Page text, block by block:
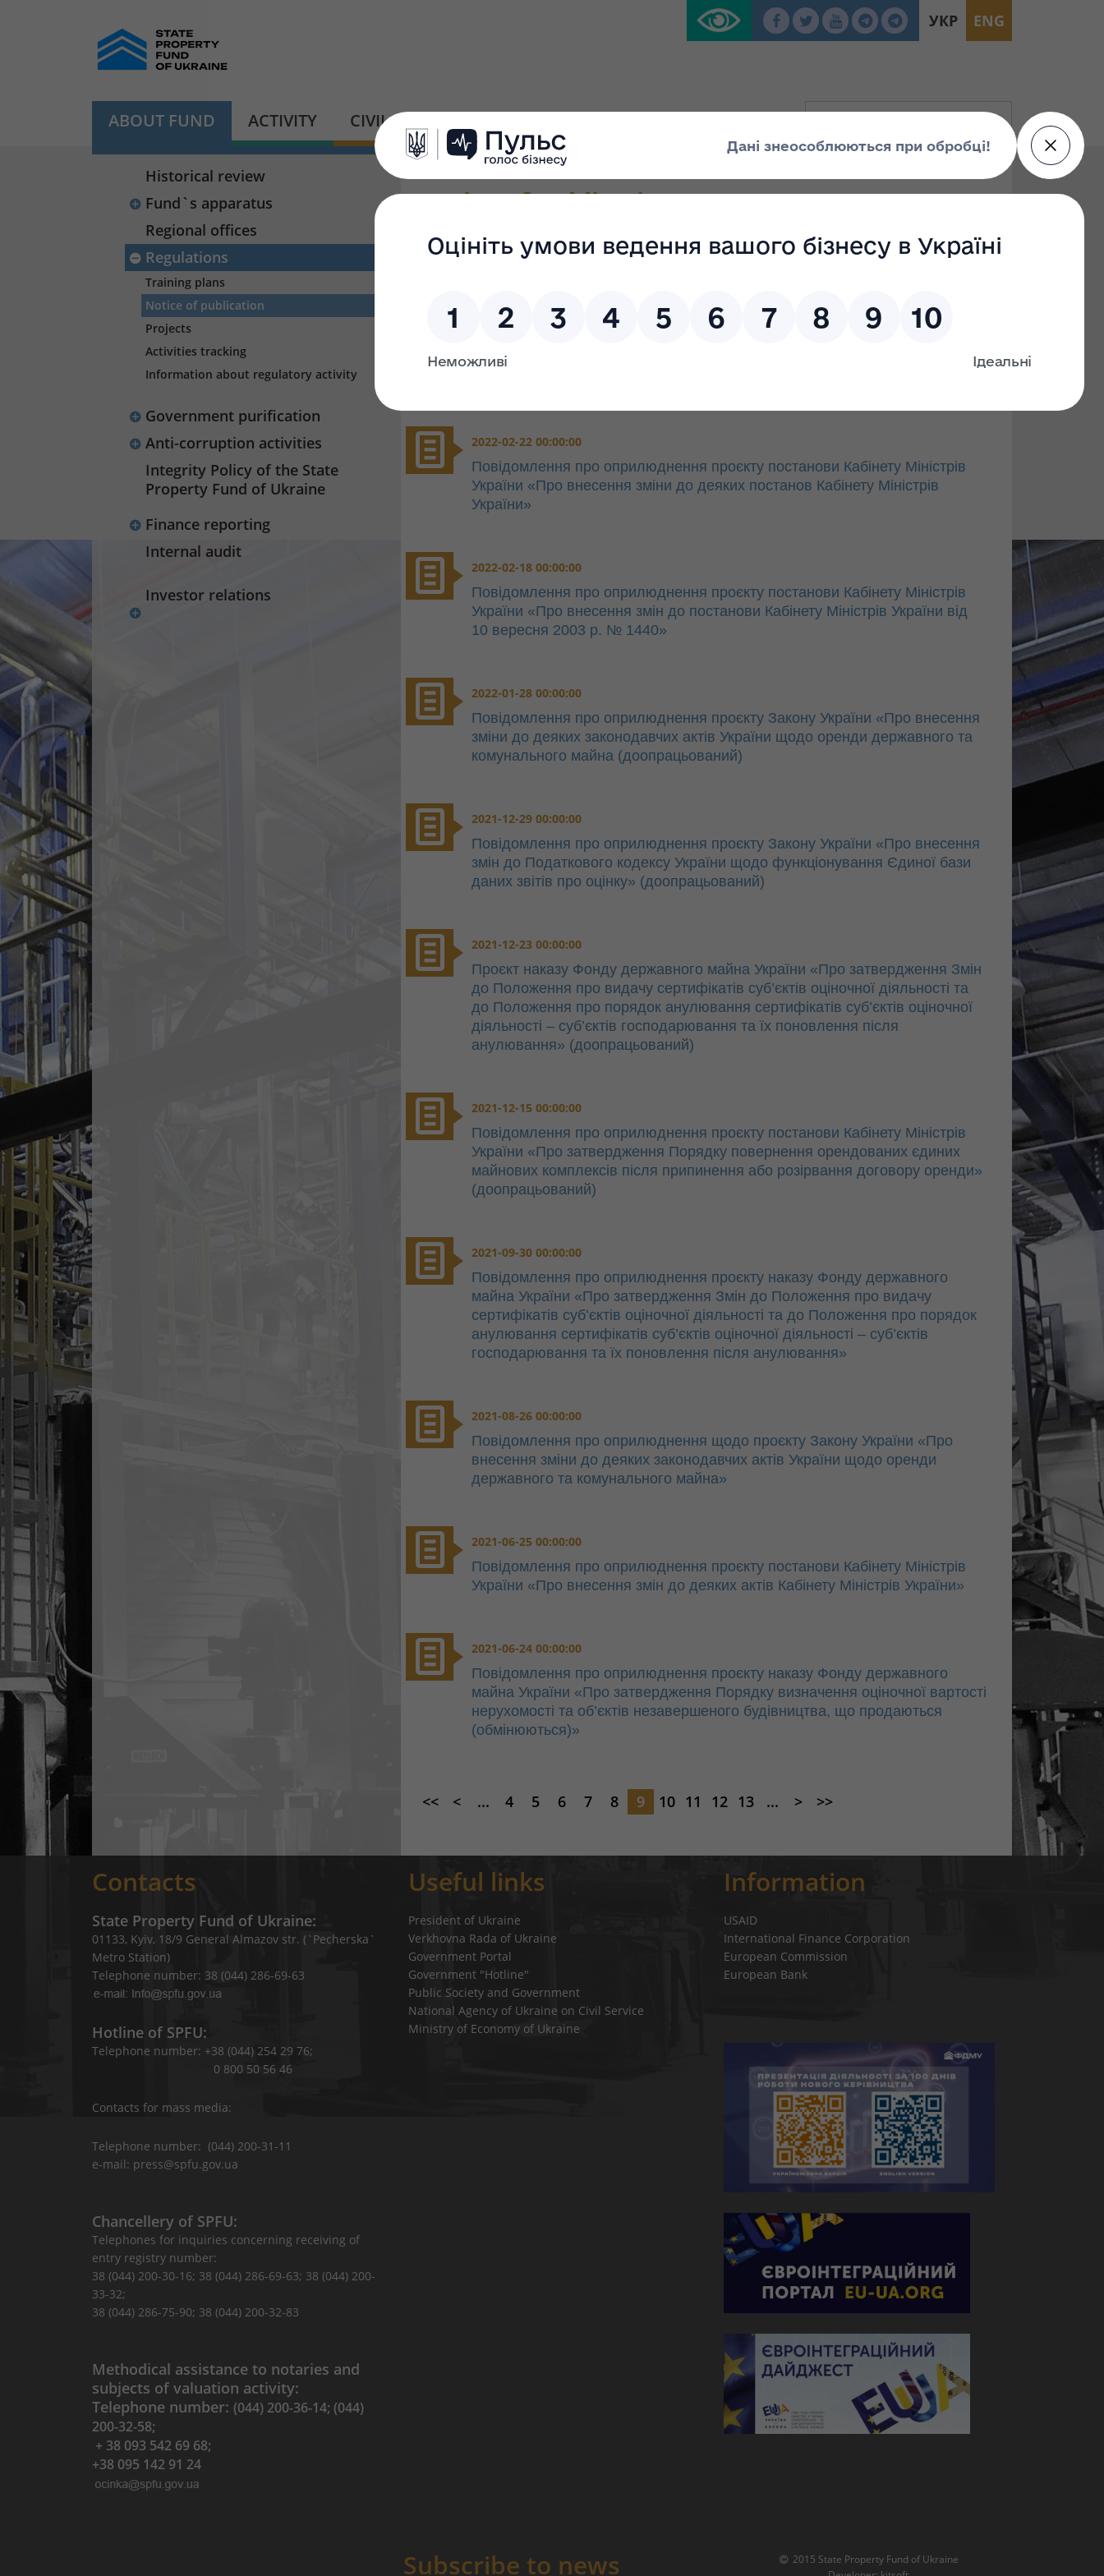
УКР ENG
ABOUT FUND ACTIVITY CIVIL PLATFORM
Historical review
Fund`s apparatus
Regional offices
Regulations
Training plans
Notice of publication
Projects
Activities tracking
Information about regulatory activity
Government purification
Anti-corruption activities
Integrity Policy of the State
Property Fund of Ukraine
Finance reporting
Internal audit
Investor relations
Notice of publication
Search filter
2022-02-22 00:00:00
Повідомлення про оприлюднення проєкту постанови Кабінету Міністрів
України «Про внесення зміни до деяких постанов Кабінету Міністрів
України»
2022-02-18 00:00:00
Повідомлення про оприлюднення проєкту постанови Кабінету Міністрів
України «Про внесення змін до постанови Кабінету Міністрів України від
10 вересня 2003 р. № 1440»
2022-01-28 00:00:00
Повідомлення про оприлюднення проєкту Закону України «Про внесення
зміни до деяких законодавчих актів України щодо оренди державного та
комунального майна (доопрацьований)
2021-12-29 00:00:00
Повідомлення про оприлюднення проєкту Закону України «Про внесення
змін до Податкового кодексу України щодо функціонування Єдиної бази
даних звітів про оцінку» (доопрацьований)
2021-12-23 00:00:00
Проєкт наказу Фонду державного майна України «Про затвердження Змін
до Положення про видачу сертифікатів суб’єктів оціночної діяльності та
до Положення про порядок анулювання сертифікатів суб’єктів оціночної
діяльності – суб’єктів господарювання та їх поновлення після
анулювання» (доопрацьований)
2021-12-15 00:00:00
Повідомлення про оприлюднення проєкту постанови Кабінету Міністрів
України «Про затвердження Порядку повернення орендованих єдиних
майнових комплексів після припинення або розірвання договору оренди»
(доопрацьований)
2021-09-30 00:00:00
Повідомлення про оприлюднення проєкту наказу Фонду державного
майна України «Про затвердження Змін до Положення про видачу
сертифікатів суб’єктів оціночної діяльності та до Положення про порядок
анулювання сертифікатів суб’єктів оціночної діяльності – суб’єктів
господарювання та їх поновлення після анулювання»
2021-08-26 00:00:00
Повідомлення про оприлюднення щодо проєкту Закону України «Про
внесення зміни до деяких законодавчих актів України щодо оренди
державного та комунального майна»
2021-06-25 00:00:00
Повідомлення про оприлюднення проєкту постанови Кабінету Міністрів
України «Про внесення змін до деяких актів Кабінету Міністрів України»
2021-06-24 00:00:00
Повідомлення про оприлюднення проєкту наказу Фонду державного
майна України «Про затвердження Порядку визначення оціночної вартості
нерухомості та об’єктів незавершеного будівництва, що продаються
(обмінюються)»
<< < ... 4 5 6 7 8 9 10 11 12 13 ... > >>
Contacts
State Property Fund of Ukraine:
01133, Kyiv, 18/9 General Almazov str. (`Pecherska`
Metro Station)
Telephone number: 38 (044) 286-69-63
Hotline of SPFU:
Telephone number: +38 (044) 254 29 76;
0 800 50 56 46
Contacts for mass media:
Telephone number: (044) 200-31-11
e-mail: press@spfu.gov.ua
Chancellery of SPFU:
Telephones for inquiries concerning receiving of
entry registry number:
38 (044) 200-30-16; 38 (044) 286-69-63; 38 (044) 200-
33-32;
38 (044) 286-75-90; 38 (044) 200-32-83
Methodical assistance to notaries and
subjects of valuation activity:
Telephone number: (044) 200-36-14; (044)
200-32-58;
+ 38 093 542 69 68;
+38 095 142 91 24
Useful links
President of Ukraine
Verkhovna Rada of Ukraine
Government Portal
Government "Hotline"
Public Society and Government
National Agency of Ukraine on Civil Service
Ministry of Economy of Ukraine
Information
USAID
International Finance Corporation
European Commission
European Bank
Subscribe to news
2015 State Property Fund of Ukraine